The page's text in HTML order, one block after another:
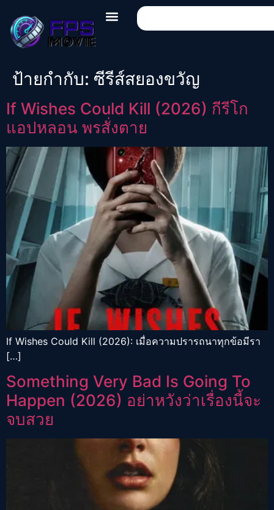
ป้ายกำกับ: ซีรีส์สยองขวัญ
If Wishes Could Kill (2026) กีรีโก
แอปหลอน พรสั่งตาย
If Wishes Could Kill (2026): เมื่อความปรารถนาทุกข้อมีรา
[…]
Something Very Bad Is Going To
Happen (2026) อย่าหวังว่าเรื่องนี้จะ
จบสวย